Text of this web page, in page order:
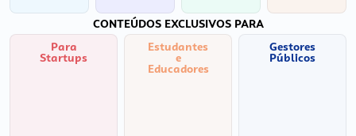
CONTEÚDOS EXCLUSIVOS PARA
Para
Startups
Estudantes
e
Educadores
Gestores
Públicos